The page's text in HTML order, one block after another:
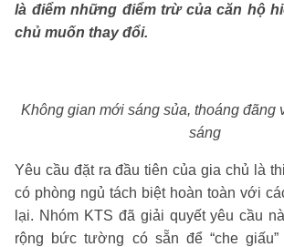
là điểm những điểm trừ của căn hộ
chủ muốn thay đổi.
Không gian mới sáng sủa, thoáng đãng
sáng
Yêu cầu đặt ra đầu tiên của gia chủ là
có phòng ngủ tách biệt hoàn toàn với
lại. Nhóm KTS đã giải quyết yêu cầu
rộng bức tường có sẵn để “che